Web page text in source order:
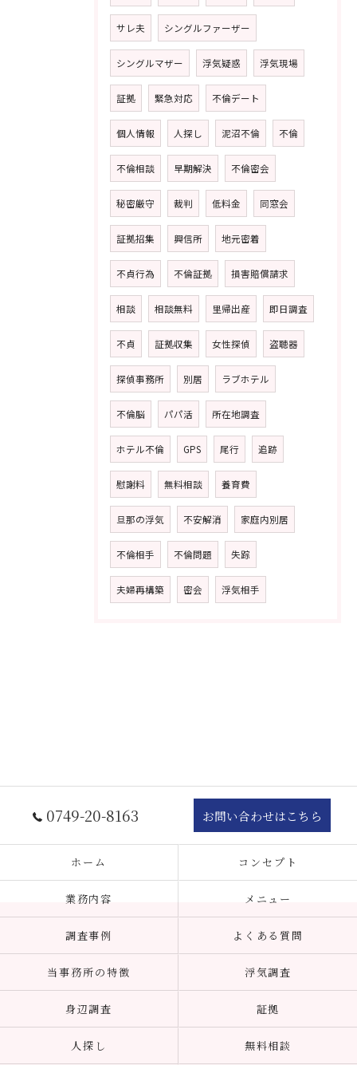
サレ夫 シングルファーザー
シングルマザー 浮気疑惑 浮気現場
証拠 緊急対応 不倫デート
個人情報 人探し 泥沼不倫 不倫
不倫相談 早期解決 不倫密会
秘密厳守 裁判 低料金 同窓会
証拠招集 興信所 地元密着
不貞行為 不倫証拠 損害賠償請求
相談 相談無料 里帰出産 即日調査
不貞 証拠収集 女性探偵 盗聴器
探偵事務所 別居 ラブホテル
不倫脳 パパ活 所在地調査
ホテル不倫 GPS 尾行 追跡
慰謝料 無料相談 養育費
旦那の浮気 不安解消 家庭内別居
不倫相手 不倫問題 失踪
夫婦再構築 密会 浮気相手
0749-20-8163 お問い合わせはこちら
ホーム コンセプト
業務内容 メニュー
調査事例 よくある質問
当事務所の特徴 浮気調査
身辺調査 証拠
人探し 無料相談